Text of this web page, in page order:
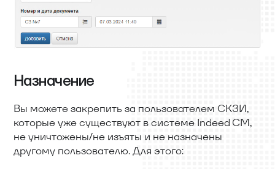
Назначение
Вы можете закрепить за пользователем СКЗИ,
которые уже существуют в системе Indeed CM,
не уничтожены/не изъяты и не назначены
другому пользователю. Для этого: